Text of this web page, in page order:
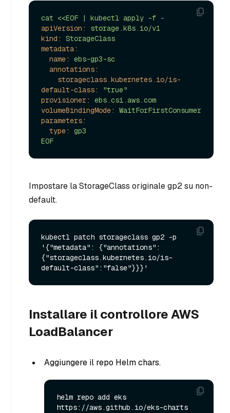
cat <<EOF | kubectl apply -f -
apiVersion:
storage.k8s.io/v1
kind:
StorageClass
metadata:
name:
ebs-gp3-sc
annotations:
storageclass.kubernetes.io/is-
default-class:
"true"
provisioner:
ebs.csi.aws.com
volumeBindingMode:
WaitForFirstConsumer
parameters:
type:
gp3
EOF
Impostare la StorageClass originale gp2 su non-
default.
kubectl patch storageclass gp2 -p
'{"metadata": {"annotations":
{"storageclass.kubernetes.io/is-
Installare il controllore AWS
LoadBalancer
Aggiungere il repo Helm chars.
helm repo add eks
https://aws.github.io/eks-charts